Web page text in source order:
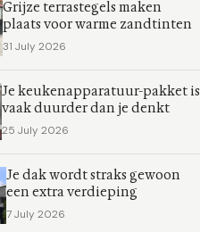
Grijze terrastegels maken
plaats voor warme zandtinten
31 July 2026
Je keukenapparatuur-pakket is
vaak duurder dan je denkt
25 July 2026
Je dak wordt straks gewoon
een extra verdieping
7 July 2026